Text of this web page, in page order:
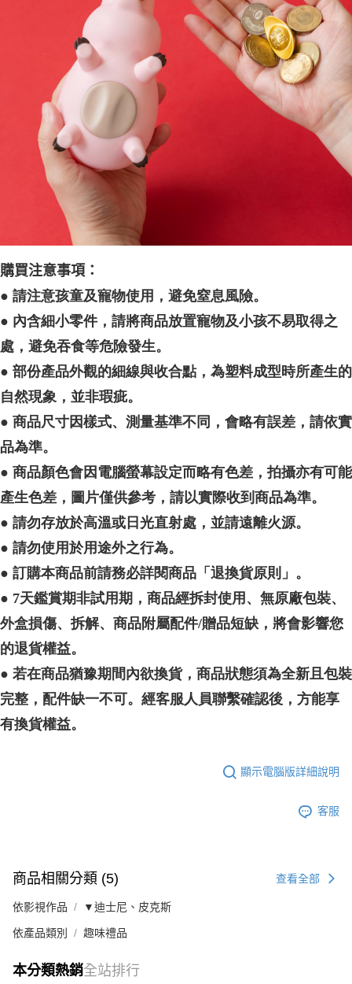
購買注意事項：
● 請注意孩童及寵物使用，避免窒息風險。
● 內含細小零件，請將商品放置寵物及小孩不易取得之
處，避免吞食等危險發生。
● 部份產品外觀的細線與收合點，為塑料成型時所產生的
自然現象，並非瑕疵。
● 商品尺寸因樣式、測量基準不同，會略有誤差，請依實
品為準。
● 商品顏色會因電腦螢幕設定而略有色差，拍攝亦有可能
產生色差，圖片僅供參考，請以實際收到商品為準。
● 請勿存放於高溫或日光直射處，並請遠離火源。
● 請勿使用於用途外之行為。
● 訂購本商品前請務必詳閱商品「退換貨原則」。
● 7天鑑賞期非試用期，商品經拆封使用、無原廠包裝、
外盒損傷、拆解、商品附屬配件/贈品短缺，將會影響您
的退貨權益。
● 若在商品猶豫期間內欲換貨，商品狀態須為全新且包裝
完整，配件缺一不可。經客服人員聯繫確認後，方能享
有換貨權益。
顯示電腦版詳細說明
客服
商品相關分類 (5) 查看全部
依影視作品 ▼迪士尼、皮克斯
依產品類別 趣味禮品
本分類熱銷全站排行